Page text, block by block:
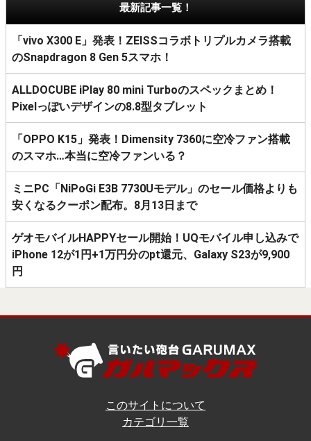
最新記事一覧！
「vivo X300 E」発表！ZEISSコラボトリプルカメラ搭載
のSnapdragon 8 Gen 5スマホ！
ALLDOCUBE iPlay 80 mini Turboのスペックまとめ！
Pixelっぽいデザインの8.8型タブレット
「OPPO K15」発表！Dimensity 7360に空冷ファン搭載
のスマホ…本当に空冷ファンいる？
ミニPC「NiPoGi E3B 7730Uモデル」のセール価格よりも
安くなるクーポン配布。8月13日まで
ゲオモバイルHAPPYセール開始！UQモバイル申し込みで
iPhone 12が1円+1万円分のpt還元、Galaxy S23が9,900
円
このサイトについて
カテゴリ一覧